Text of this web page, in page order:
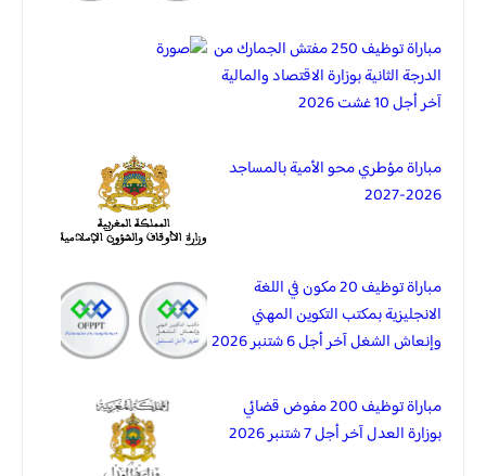
مباراة توظيف 250 مفتش الجمارك من
الدرجة الثانية بوزارة الاقتصاد والمالية
آخر أجل 10 غشت 2026
مباراة مؤطري محو الأمية بالمساجد
2026-2027
مباراة توظيف 20 مكون في اللغة
الانجليزية بمكتب التكوين المهني
وإنعاش الشغل آخر أجل 6 شتنبر 2026
مباراة توظيف 200 مفوض قضائي
بوزارة العدل آخر أجل 7 شتنبر 2026